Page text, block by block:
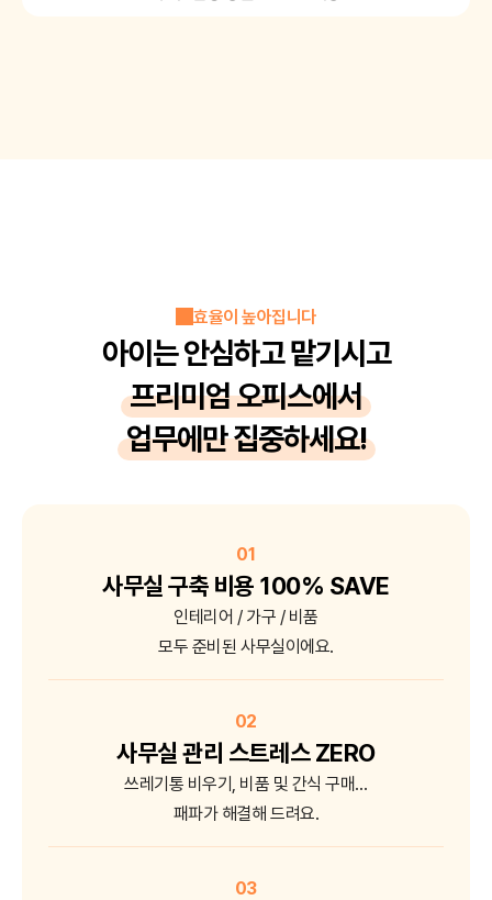
효율이 높아집니다
아이는 안심하고 맡기시고
프리미엄 오피스에서
업무에만 집중하세요!
01
사무실 구축 비용 100% SAVE
인테리어 / 가구 / 비품
모두 준비된 사무실이에요.
02
사무실 관리 스트레스 ZERO
쓰레기통 비우기, 비품 및 간식 구매…
패파가 해결해 드려요.
03